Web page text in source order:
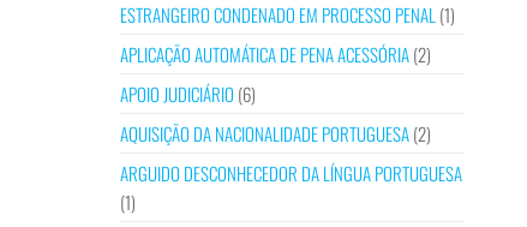
ESTRANGEIRO CONDENADO EM PROCESSO PENAL (1)
APLICAÇÃO AUTOMÁTICA DE PENA ACESSÓRIA(2)
APOIO JUDICIÁRIO (6)
AQUISIÇÃO DA NACIONALIDADE PORTUGUESA(2)
ARGUIDO DESCONHECEDOR DA LÍNGUA PORTUGUESA
(1)